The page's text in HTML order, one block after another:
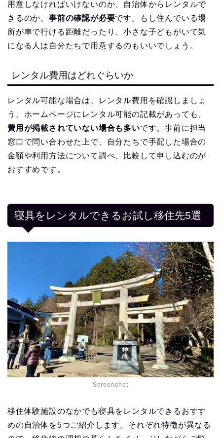
用意しなければいけないのか、自治体からレンタルで
きるのか、 事前の確認が必要です。もし住んでいる場
所が車で行ける距離だったり、小さな子どもがいて気
になる人は自分たちで用意するのもいいでしょう。
レンタル費用はどれぐらいか
レンタル可能な場合は、レンタル費用を確認しましょ
う。ホームページにレンタル可能の記載があっても、
費用が掲載されていない場合も多いです。事前に担当
窓口で問い合わせた上で、自分たちで手配した場合の
金額や利用方法について調べ、比較して申し込むのが
おすすめです。
寝具をレンタルできるお試し移住先5選
Screenshot
移住体験施設のなかでも寝具をレンタルできるおすす
めの自治体を5つご紹介します。それぞれ特徴が異なる